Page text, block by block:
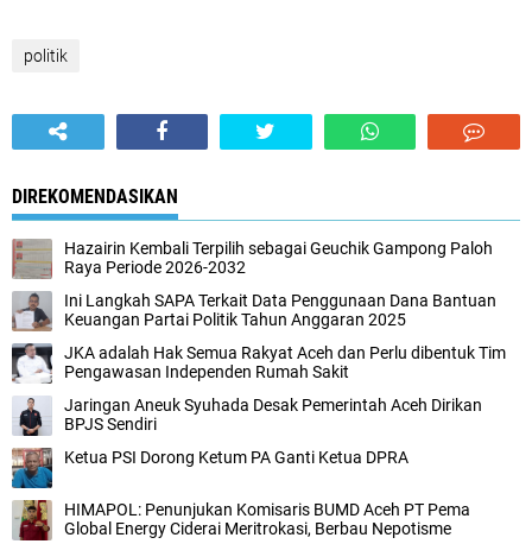
politik
DIREKOMENDASIKAN
Hazairin Kembali Terpilih sebagai Geuchik Gampong Paloh
Raya Periode 2026-2032
Ini Langkah SAPA Terkait Data Penggunaan Dana Bantuan
Keuangan Partai Politik Tahun Anggaran 2025
JKA adalah Hak Semua Rakyat Aceh dan Perlu dibentuk Tim
Pengawasan Independen Rumah Sakit
Jaringan Aneuk Syuhada Desak Pemerintah Aceh Dirikan
BPJS Sendiri
Ketua PSI Dorong Ketum PA Ganti Ketua DPRA
HIMAPOL: Penunjukan Komisaris BUMD Aceh PT Pema
Global Energy Ciderai Meritrokasi, Berbau Nepotisme